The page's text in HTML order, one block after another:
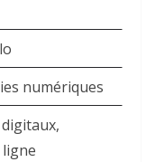
numériques